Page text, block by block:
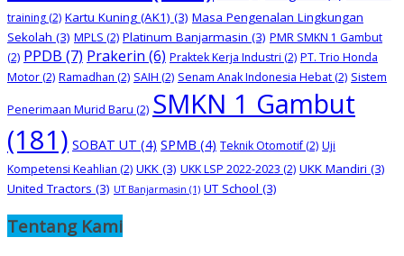
training (2) Kartu Kuning (AK1) (3) Masa Pengenalan Lingkungan
Sekolah (3) MPLS (2) Platinum Banjarmasin (3) PMR SMKN 1 Gambut
(2) PPDB (7) Prakerin (6) Praktek Kerja Industri (2) PT. Trio Honda
Motor (2) Ramadhan (2) SAIH (2) Senam Anak Indonesia Hebat (2) Sistem
Penerimaan Murid Baru (2) SMKN 1 Gambut
(181) SOBAT UT (4) SPMB (4) Teknik Otomotif(2) Uji
Kompetensi Keahlian (2) UKK (3) UKK LSP 2022-2023 (2) UKK Mandiri (3)
United Tractors (3) UT Banjarmasin (1) UT School (3)
Tentang Kami